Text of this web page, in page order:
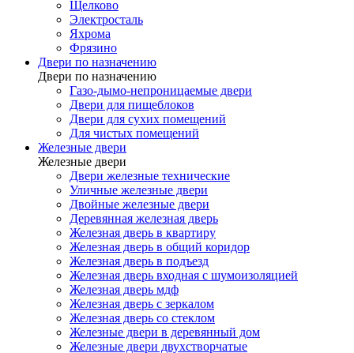
Щелково
Электросталь
Яхрома
Фрязино
Двери по назначению
Двери по назначению
Газо-дымо-непроницаемые двери
Двери для пищеблоков
Двери для сухих помещений
Для чистых помещений
Железные двери
Железные двери
Двери железные технические
Уличные железные двери
Двойные железные двери
Деревянная железная дверь
Железная дверь в квартиру
Железная дверь в общий коридор
Железная дверь в подъезд
Железная дверь входная с шумоизоляцией
Железная дверь мдф
Железная дверь с зеркалом
Железная дверь со стеклом
Железные двери в деревянный дом
Железные двери двухстворчатые